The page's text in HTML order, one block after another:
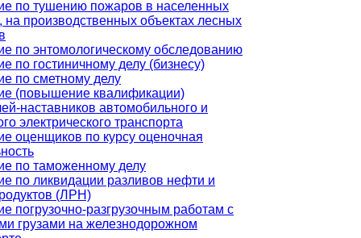
по тушению пожаров в населенных
на производственных объектах лесных
по энтомологическому обследованию
по гостиничному делу (бизнесу)
по сметному делу
(повышение квалификации)
наставников автомобильного и
электрического транспорта
оценщиков по курсу оценочная
по таможенному делу
по ликвидации разливов нефти и
(ЛРН)
погрузочно-разгрузочным работам с
грузами на железнодорожном